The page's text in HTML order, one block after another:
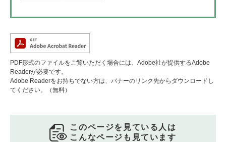
PDF形式のファイルをご覧いただく場合には、Adobe社が提供するAdobe
Readerが必要です。
Adobe Readerをお持ちでない方は、バナーのリンク先からダウンロードし
てください。（無料）
このページを見ている人は
こんなページも見ています